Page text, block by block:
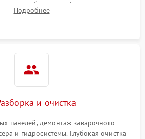
термоблока и кофемолки на слух.
и давления воды для выявления
Подробнее
и очистка
панелей, демонтаж заварочного
и гидросистемы. Глубокая очистка